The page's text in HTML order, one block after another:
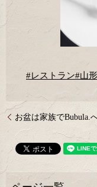
#レストラン#山
お盆は家族でBubula.